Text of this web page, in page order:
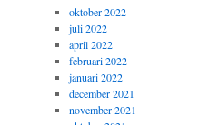
oktober 2022
juli 2022
april 2022
februari 2022
januari 2022
december 2021
november 2021